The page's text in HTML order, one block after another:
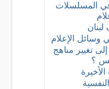
المسلسلات
وسائل الإعلام
تغيير مناهج
؟